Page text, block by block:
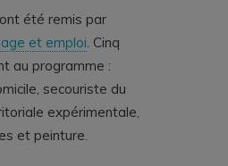
été remis par
et emploi. Cinq
au programme :
secouriste du
expérimentale,
et peinture.